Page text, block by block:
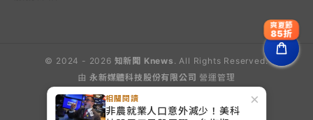
×
相關閱讀
非農就業人口意外減少！美科
© 2024 - 2026 知新聞 Knews . All Rights Reserved.
由 永新媒體科技股份有限公司 營運管理
爽夏節
85折